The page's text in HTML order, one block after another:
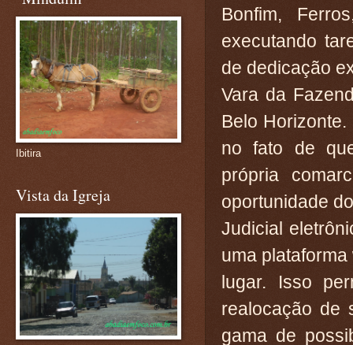
Bonfim,
executando
de dedicação
Vara da
Belo
no fato de
própria
oportunidade
Judicial
uma
lugar. Isso
realocação de
gama de
Ibitira
Vista da Igreja